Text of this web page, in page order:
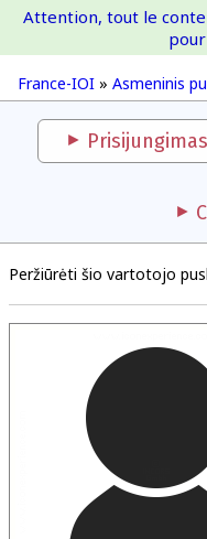
France-IOI » Asmeninis
Attention, tout le
Prisijungimas
Peržiūrėti šio vartotojo